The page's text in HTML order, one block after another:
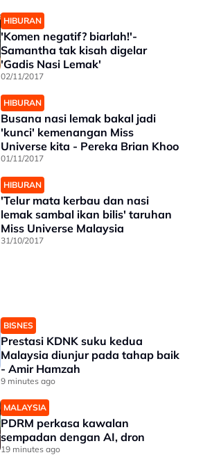
HIBURAN
'Komen negatif? biarlah!'-
Samantha tak kisah digelar
'Gadis Nasi Lemak'
02/11/2017
HIBURAN
Busana nasi lemak bakal jadi
'kunci' kemenangan Miss
Universe kita - Pereka Brian Khoo
01/11/2017
HIBURAN
'Telur mata kerbau dan nasi
lemak sambal ikan bilis' taruhan
Miss Universe Malaysia
31/10/2017
BISNES
Prestasi KDNK suku kedua
Malaysia diunjur pada tahap baik
- Amir Hamzah
9 minutes ago
MALAYSIA
PDRM perkasa kawalan
sempadan dengan AI, dron
19 minutes ago